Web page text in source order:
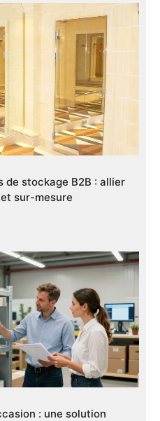
de stockage B2B : allier
sur-mesure
: une solution